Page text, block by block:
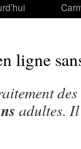
ligne
des
adultes.